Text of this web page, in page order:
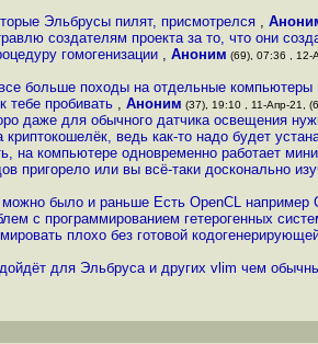
Эльбрусы пилят, присмотрелся ,
создателям проекта за то, что они
гомогенизации , Аноним (69), 07:36 , 12-
больше походы на отдельные
тебе пробивать , Аноним (37), 19:10 , 11-Апр-21,
даже для обычного датчика освещения
криптокошелёк, ведь как-то надо будет
на компьютере одновременно работает
пригорело или вы всё-таки досконально
было и раньше Есть OpenCL например
с программированием гетерогенных
плохо без готовой
для Эльбруса и других vlim чем